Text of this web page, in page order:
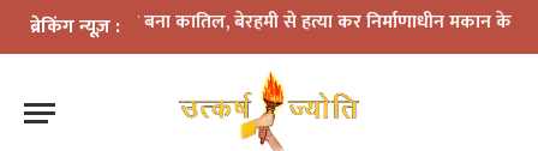
ब्रेकिंग न्यूज़ :
में दोस्त बना कातिल, बेरहमी से हत्या कर निर्माणाधीन मकान के पास फेंका